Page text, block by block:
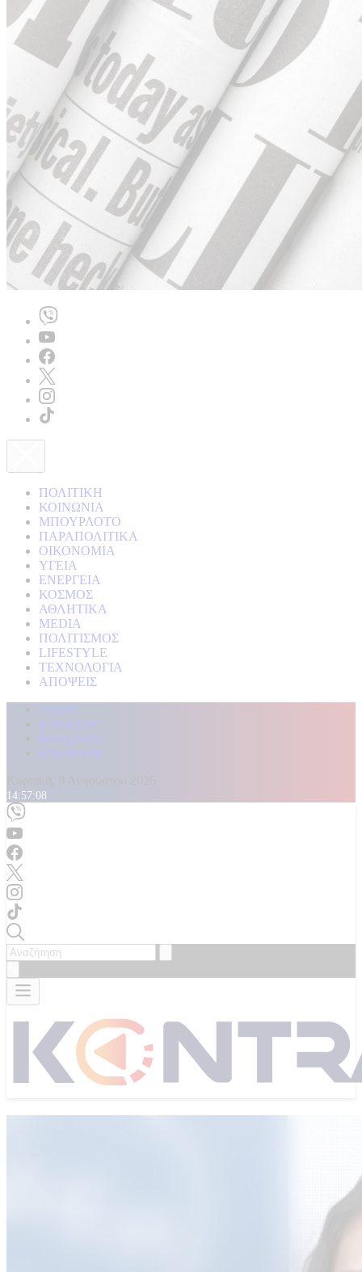
ΠΟΛΙΤΙΚΗ
ΚΟΙΝΩΝΙΑ
ΜΠΟΥΡΛΟΤΟ
ΠΑΡΑΠΟΛΙΤΙΚΑ
ΟΙΚΟΝΟΜΙΑ
ΥΓΕΙΑ
ΕΝΕΡΓΕΙΑ
ΚΟΣΜΟΣ
ΑΘΛΗΤΙΚΑ
MEDIA
ΠΟΛΙΤΙΣΜΟΣ
LIFESTYLE
ΤΕΧΝΟΛΟΓΙΑ
ΑΠΟΨΕΙΣ
Αρχική
Kontra Live
Καταγγελίες
Επικοινωνία
14:57:09